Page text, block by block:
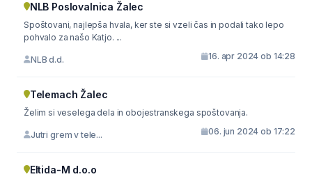
NLB Poslovalnica Žalec
Spoštovani, najlepša hvala, ker ste si vzeli čas in podali tako lepo
pohvalo za našo Katjo. ...
NLB d.d. 16. apr 2024 ob 14:28
Telemach Žalec
Želim si veselega dela in obojestranskega spoštovanja.
Jutri grem v tele... 06. jun 2024 ob 17:22
Eltida-M d.o.o